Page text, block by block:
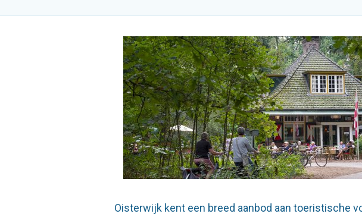
Oisterwijk kent een breed aanbod aan toeristische